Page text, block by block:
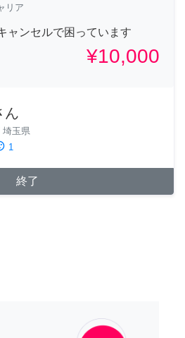
リア
ャンセルで困っています
¥10,000
ん
埼玉県
1
終了